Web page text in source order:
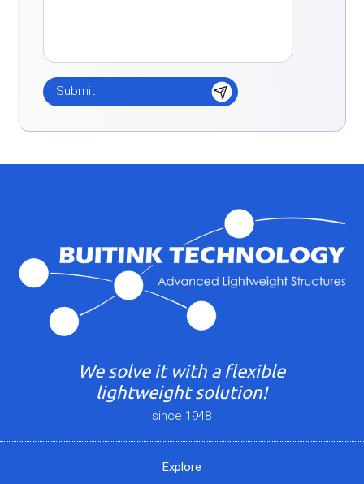
We solve it with a flexible
lightweight solution!
since 1948
Explore